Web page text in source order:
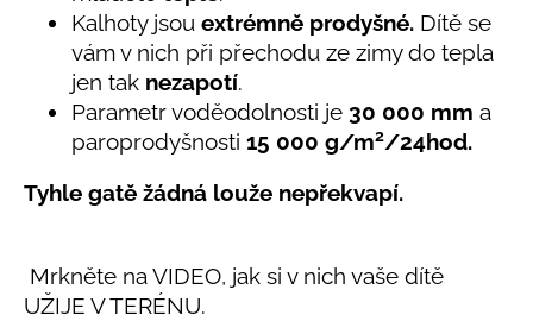
Kalhoty jsou extrémně prodyšné. Dítě se
vám v nich při přechodu ze zimy do tepla
jen tak nezapotí.
Parametr voděodolnosti je 30 000 mm a
paroprodyšnosti 15 000 g/m2/24hod.
Tyhle gatě žádná louže nepřekvapí.
Mrkněte na VIDEO, jak si v nich vaše dítě
UŽIJE V TERÉNU.
KORÁLKY